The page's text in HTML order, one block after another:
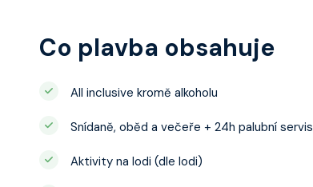
Co plavba obsahuje
All inclusive kromě alkoholu
Snídaně, oběd a večeře + 24h palubní servis
Aktivity na lodi (dle lodi)